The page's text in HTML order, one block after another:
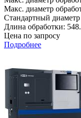
Макс. диаметр
Стандартный
Длина обработки:
Цена по запросу
Подробнее